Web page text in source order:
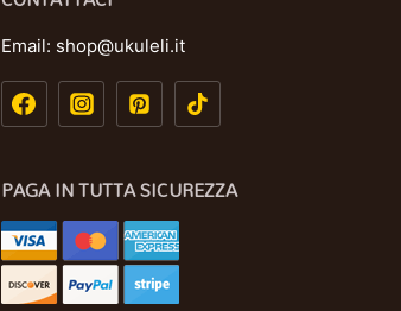
Email: shop@ukuleli.it
PAGA IN TUTTA SICUREZZA